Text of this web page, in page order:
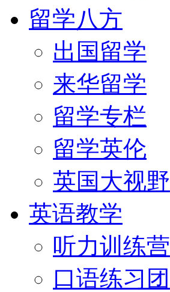
留学八方
出国留学
来华留学
留学专栏
留学英伦
英国大视野
英语教学
听力训练营
口语练习团